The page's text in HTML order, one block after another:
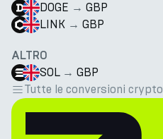
DOGE → GBP
LINK → GBP
ALTRO
SOL → GBP
Tutte le conversioni crypto